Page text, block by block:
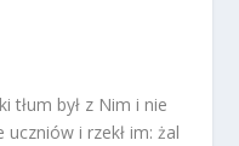
tłum był z Nim i nie
uczniów i rzekł im: żal